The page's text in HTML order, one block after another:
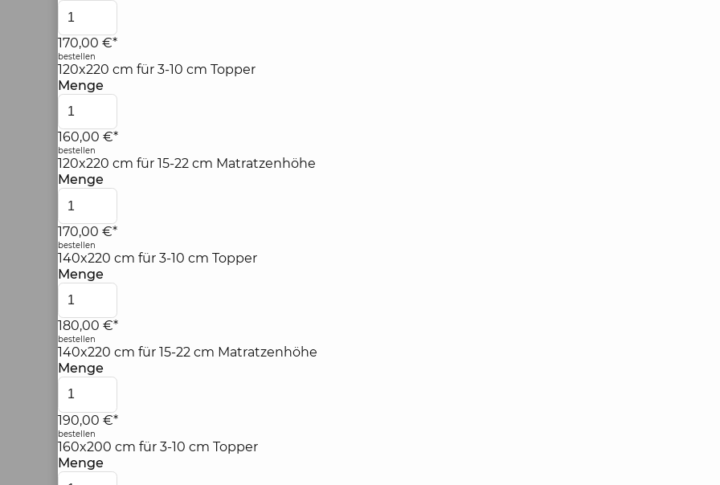
170,00 €*
bestellen
120x220 cm für 3-10 cm Topper
Menge
160,00 €*
bestellen
120x220 cm für 15-22 cm Matratzenhöhe
Menge
170,00 €*
bestellen
140x220 cm für 3-10 cm Topper
Menge
180,00 €*
bestellen
140x220 cm für 15-22 cm Matratzenhöhe
Menge
190,00 €*
bestellen
160x200 cm für 3-10 cm Topper
Menge